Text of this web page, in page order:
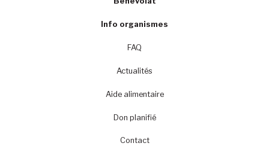
Info organismes
FAQ
Actualités
Aide alimentaire
Don planifié
Contact